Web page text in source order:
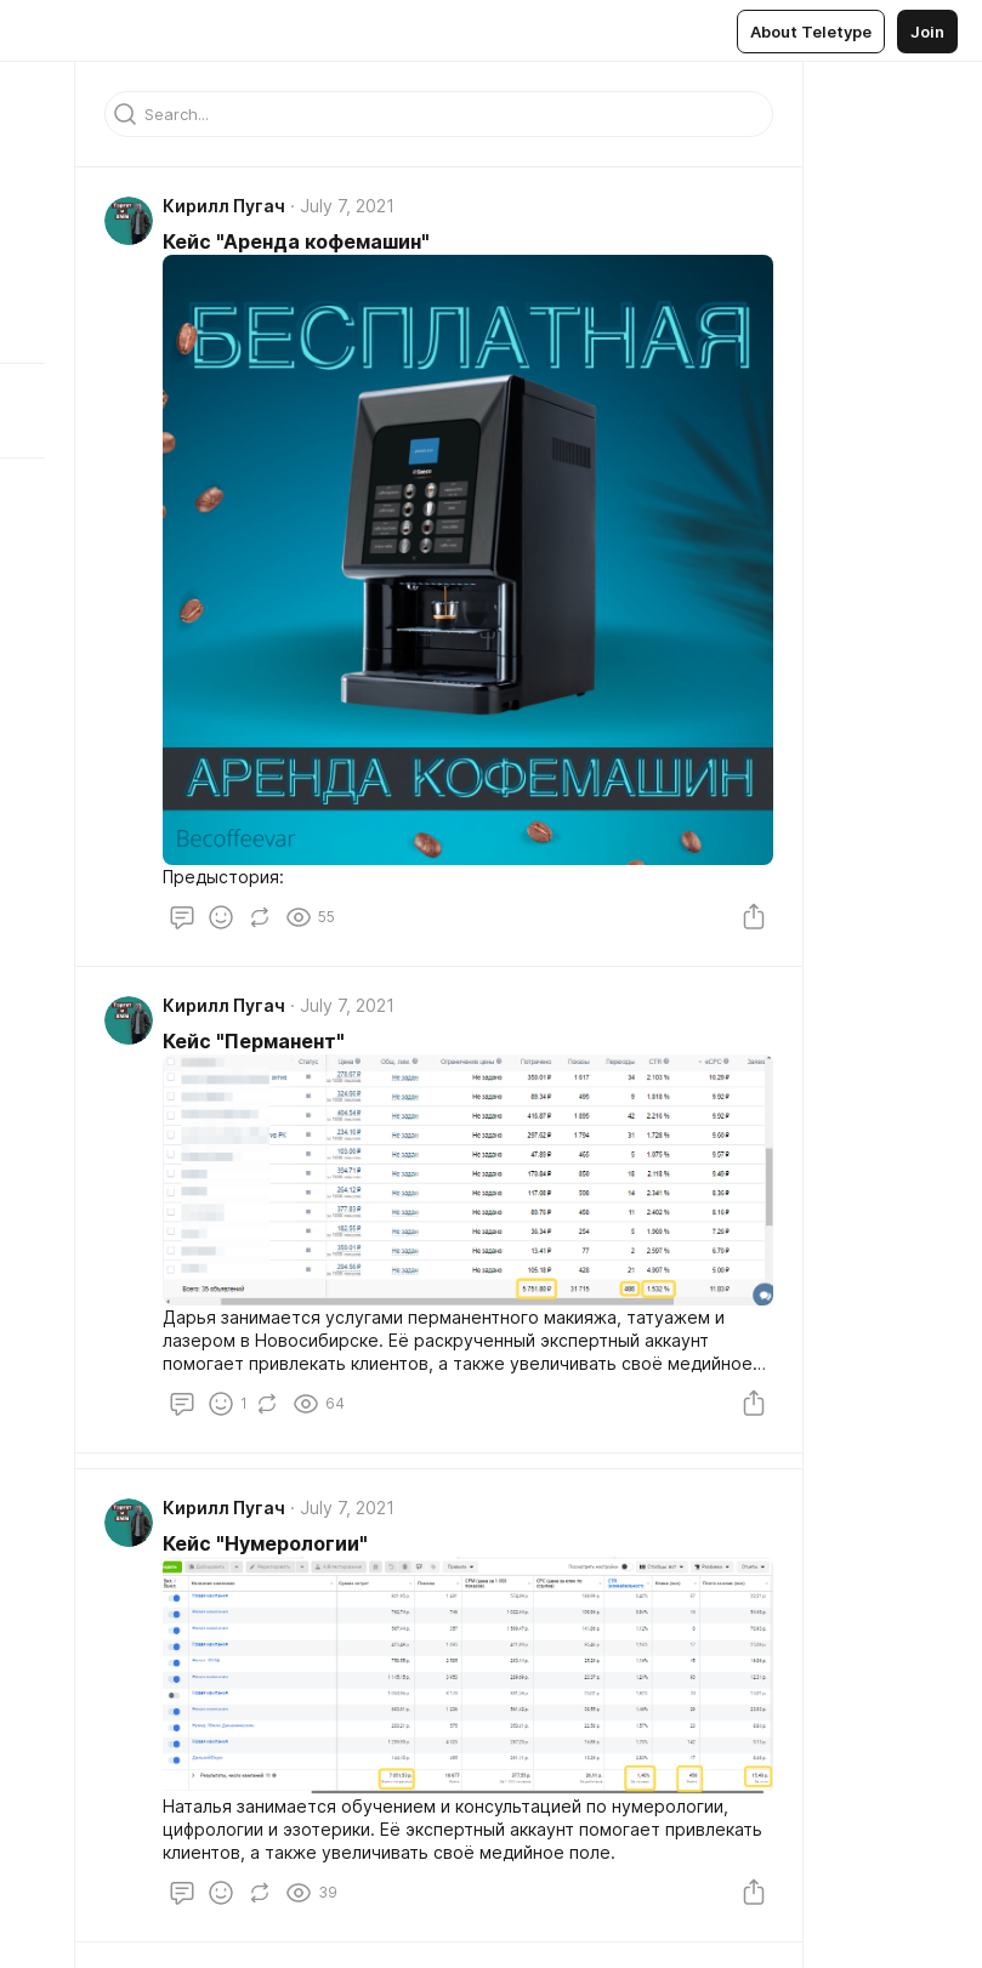
About Teletype Join
Кирилл Пугач July 7, 2021
Кейс "Аренда кофемашин"
Предыстория:
55
Кирилл Пугач July 7, 2021
Кейс "Перманент"
Дарья занимается услугами перманентного макияжа, татуажем и
лазером в Новосибирске. Её раскрученный экспертный аккаунт
помогает привлекать клиентов, а также увеличивать своё медийное
1 64
Кирилл Пугач July 7, 2021
Кейс "Нумерологии"
Наталья занимается обучением и консультацией по нумерологии,
цифрологии и эзотерики. Её экспертный аккаунт помогает привлекать
клиентов, а также увеличивать своё медийное поле.
39